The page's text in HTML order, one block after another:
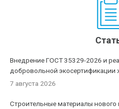
Внедрение ГОСТ 35329-2026 и
добровольной экосертификации
7 августа 2026
Строительные материалы нового